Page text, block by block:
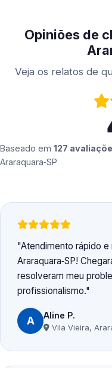
Opiniões de
Veja os relatos de
Baseado em 127
Araraquara‑SP
Atendimento rápido e
Araraquara‑SP!
resolveram meu
profissionalismo.
A Aline P.
Vila Vieira,